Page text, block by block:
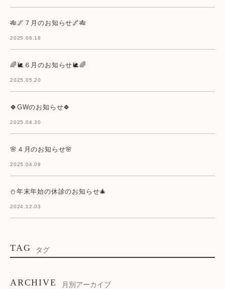
🎋🌌７月のお知らせ🌌🎋
2025.06.18
🌈🐌６月のお知らせ🐌🌈
2025.05.20
🍀GWのお知らせ🍀
2025.04.30
🌸４月のお知らせ🌸
2025.04.09
⛄年末年始の休診のお知らせ🎄
2024.12.03
TAG タグ
ARCHIVE 月別アーカイブ